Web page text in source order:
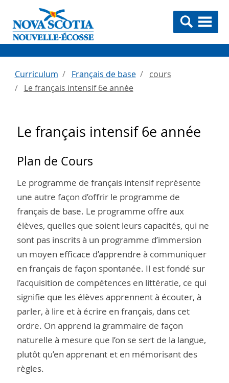
Curriculum Français de base
cours
Le français intensif 6e année
Le français intensif 6e année
Plan de Cours
Le programme de français intensif représente
une autre façon d’offrir le programme de
français de base. Le programme offre aux
élèves, quelles que soient leurs capacités, qui ne
sont pas inscrits à un programme d’immersion
un moyen efficace d’apprendre à communiquer
en français de façon spontanée. Il est fondé sur
l’acquisition de compétences en littératie, ce qui
signifie que les élèves apprennent à écouter, à
parler, à lire et à écrire en français, dans cet
ordre. On apprend la grammaire de façon
naturelle à mesure que l’on se sert de la langue,
plutôt qu’en apprenant et en mémorisant des
règles.